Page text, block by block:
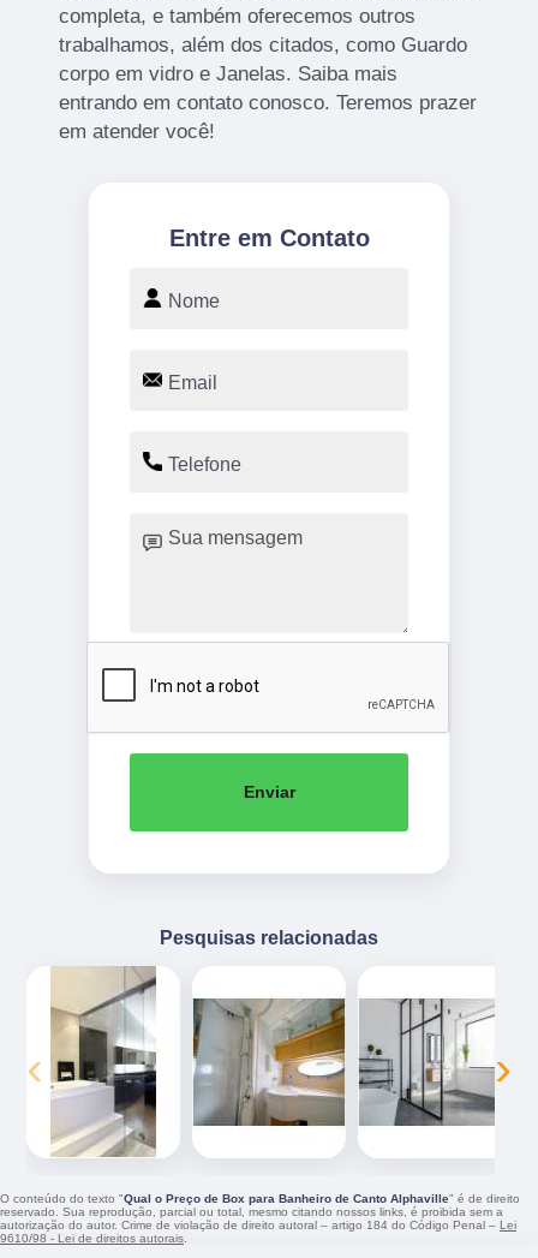
completa, e também oferecemos outros
trabalhamos, além dos citados, como Guardo
corpo em vidro e Janelas. Saiba mais
entrando em contato conosco. Teremos prazer
em atender você!
Entre em Contato
Enviar
Pesquisas relacionadas
‹ ›
O conteúdo do texto "Qual o Preço de Box para Banheiro de Canto Alphaville" é de direito
reservado. Sua reprodução, parcial ou total, mesmo citando nossos links, é proibida sem a
autorização do autor. Crime de violação de direito autoral – artigo 184 do Código Penal – Lei
9610/98 - Lei de direitos autorais.